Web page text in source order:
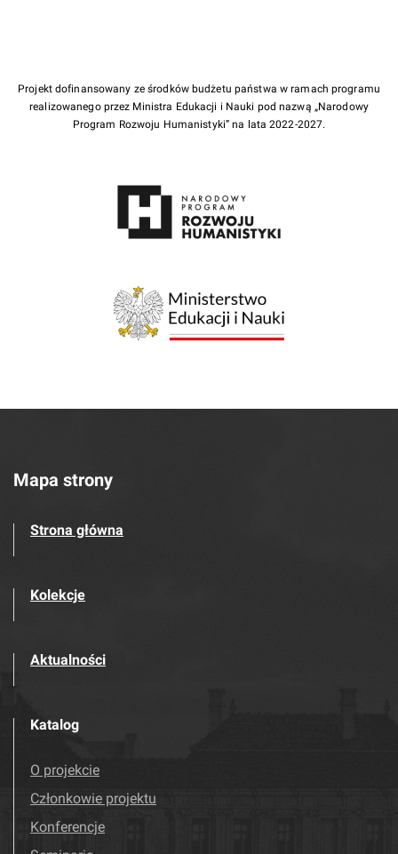
Projekt dofinansowany ze środków budżetu państwa w ramach programu
realizowanego przez Ministra Edukacji i Nauki pod nazwą „Narodowy
Program Rozwoju Humanistyki” na lata 2022-2027.
Mapa strony
Strona główna
Kolekcje
Aktualności
Katalog
O projekcie
Członkowie projektu
Konferencje